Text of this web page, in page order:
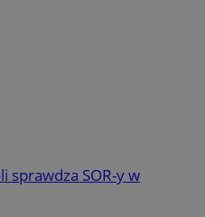
sprawdza SOR-y w